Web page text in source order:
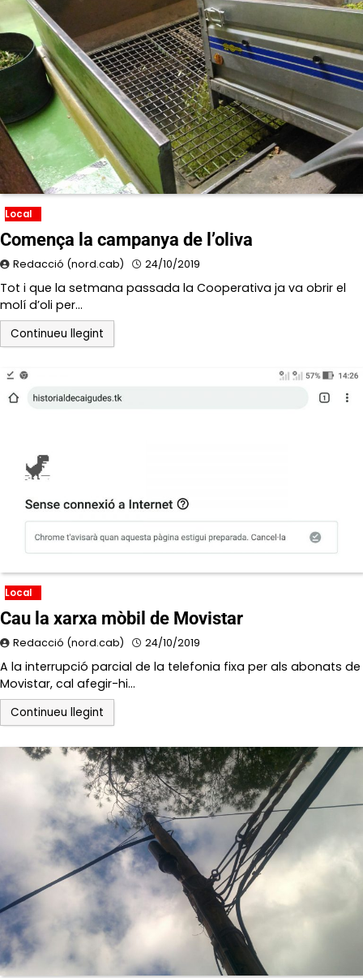
Local
Comença la campanya de l’oliva
Redacció (nord.cab) 24/10/2019
Tot i que la setmana passada la Cooperativa ja va obrir el
molí d’oli per…
Continueu llegint
Local
Cau la xarxa mòbil de Movistar
Redacció (nord.cab) 24/10/2019
A la interrupció parcial de la telefonia fixa per als abonats de
Movistar, cal afegir-hi…
Continueu llegint